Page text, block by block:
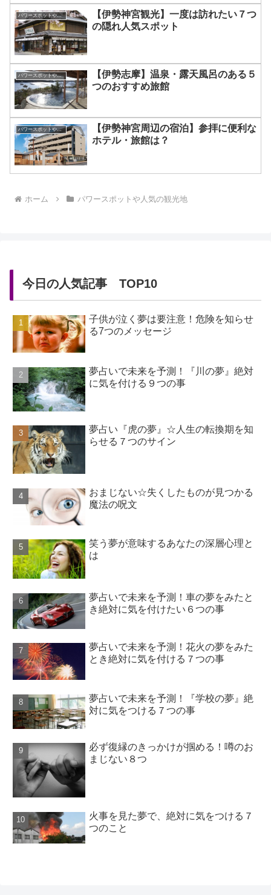
パワースポットや人気の観光地
【伊勢神宮観光】一度は訪れたい７つ
の隠れ人気スポット
パワースポットや人気の観光地
【伊勢志摩】温泉・露天風呂のある５
つのおすすめ旅館
パワースポットや人気の観光地
【伊勢神宮周辺の宿泊】参拝に便利な
ホテル・旅館は？
ホーム パワースポットや人気の観光地
今日の人気記事 TOP10
子供が泣く夢は要注意！危険を知らせ
る7つのメッセージ
夢占いで未来を予測！『川の夢』絶対
に気を付ける９つの事
夢占い『虎の夢』☆人生の転換期を知
らせる７つのサイン
おまじない☆失くしたものが見つかる
魔法の呪文
笑う夢が意味するあなたの深層心理と
は
夢占いで未来を予測！車の夢をみたと
き絶対に気を付けたい６つの事
夢占いで未来を予測！花火の夢をみた
とき絶対に気を付ける７つの事
夢占いで未来を予測！『学校の夢』絶
対に気をつける７つの事
必ず復縁のきっかけが掴める！噂のお
まじない８つ
火事を見た夢で、絶対に気をつける７
つのこと